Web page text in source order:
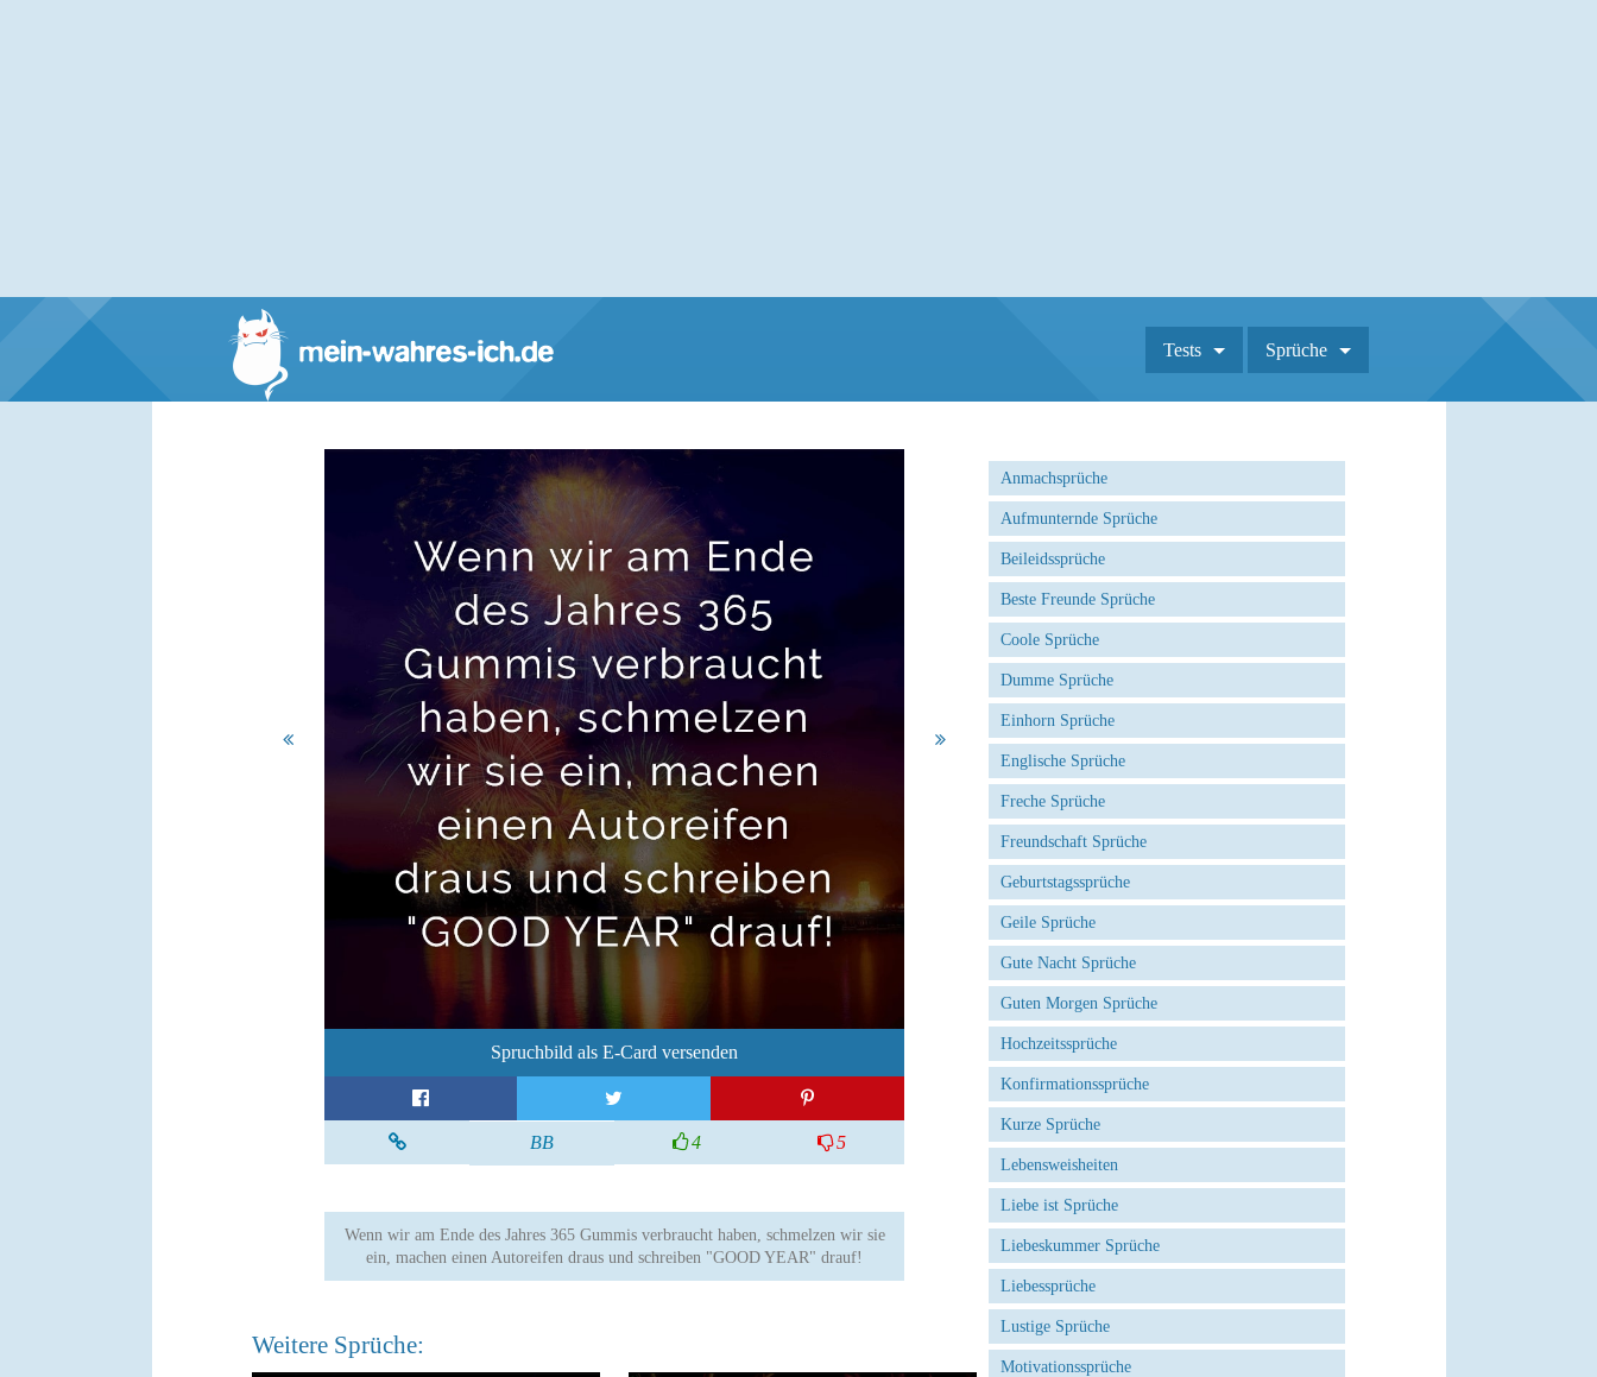
Tests Sprüche
Spruchbild als E-Card versenden
BB 4 5
Wenn wir am Ende des Jahres 365 Gummis verbraucht haben, schmelzen wir sie
ein, machen einen Autoreifen draus und schreiben "GOOD YEAR" drauf!
Weitere Sprüche:
Anmachsprüche
Aufmunternde Sprüche
Beileidssprüche
Beste Freunde Sprüche
Coole Sprüche
Dumme Sprüche
Einhorn Sprüche
Englische Sprüche
Freche Sprüche
Freundschaft Sprüche
Geburtstagssprüche
Geile Sprüche
Gute Nacht Sprüche
Guten Morgen Sprüche
Hochzeitssprüche
Konfirmationssprüche
Kurze Sprüche
Lebensweisheiten
Liebe ist Sprüche
Liebeskummer Sprüche
Liebessprüche
Lustige Sprüche
Motivationssprüche